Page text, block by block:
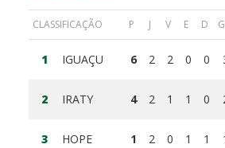
CLASSIFICAÇÃO P J V E D
1 IGUAÇU 6 2 2 0 0
2 IRATY 4 2 1 1 0
3 HOPE 1 2 0 1 1